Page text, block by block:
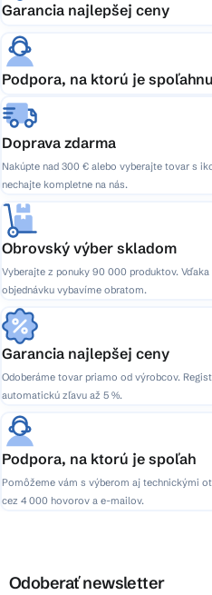
Garancia najlepšej ceny
Podpora, na ktorú je
Doprava zdarma
Nakúpte nad 300 € alebo vyberajte tovar s
nechajte kompletne na nás.
Obrovský výber skladom
Vyberajte z ponuky 90 000 produktov.
objednávku vybavíme obratom.
Garancia najlepšej ceny
Odoberáme tovar priamo od výrobcov.
automatickú zľavu až 5 %.
Podpora, na ktorú je spoľah
Pomôžeme vám s výberom aj technickými
cez 4 000 hovorov a e-mailov.
Odoberať newsletter